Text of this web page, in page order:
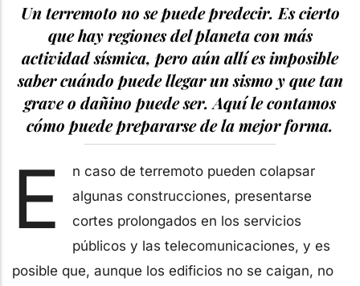
Un terremoto no se puede predecir. Es cierto
que hay regiones del planeta con más
actividad sísmica, pero aún allí es imposible
saber cuándo puede llegar un sismo y que tan
grave o dañino puede ser. Aquí le contamos
cómo puede prepararse de la mejor forma.
E
n caso de terremoto pueden colapsar
algunas construcciones, presentarse
cortes prolongados en los servicios
públicos y las telecomunicaciones, y es
posible que, aunque los edificios no se caigan, no